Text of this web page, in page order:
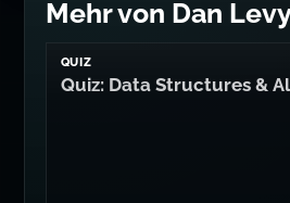
Mehr von Dan
QUIZ
Quiz: Data Structures &